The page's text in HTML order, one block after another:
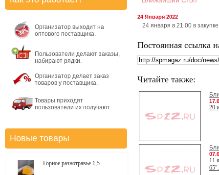
24 Января 2022
24 января в 21.00 в
Постоянная ссылка
Читайте также:
20
11
Организатор выходит на
оптового поставщика.
Пользователи делают заказы,
набирают рядки.
Организатор делает заказ
товаров у поставщика.
Товары приходят
пользователи их получают.
Новые товары
Горное разнотравье 1,5